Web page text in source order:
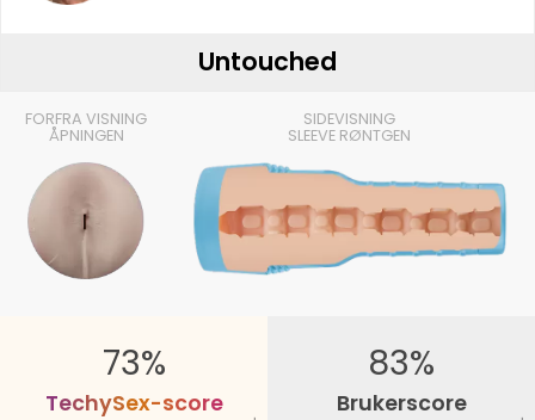
FORFRA VISNING
ÅPNINGEN
SIDEVISNING
SLEEVE RØNTGEN
73%
TechySex-score
83%
Brukerscore
Untouched